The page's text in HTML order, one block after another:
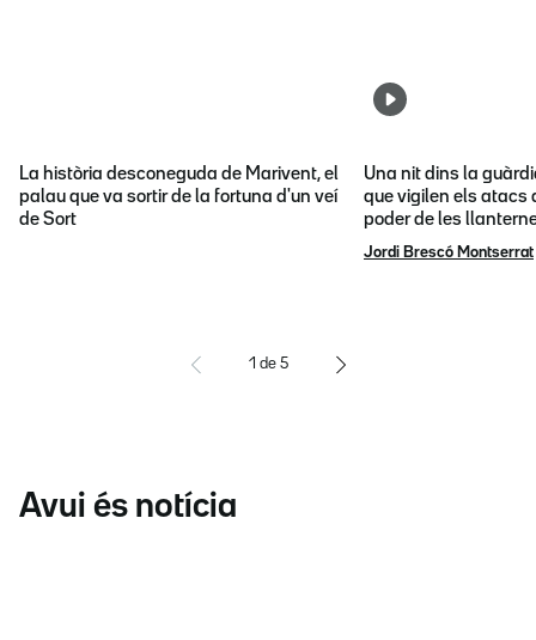
La història desconeguda de Marivent, el
palau que va sortir de la fortuna d'un veí
de Sort
Una nit dins la
que vigilen els atacs
poder de les
Jordi Brescó Montserrat
1 de 5
Avui és notícia